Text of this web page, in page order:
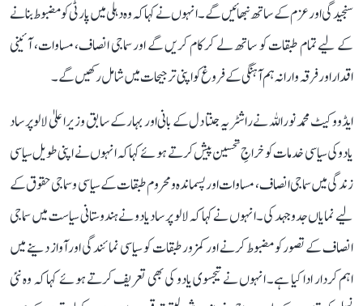
سنجیدگی اور عزم کے ساتھ نبھائیں گے۔ انہوں نے کہا کہ وہ دہلی میں پارٹی کو مضبوط بنانے
کے لیے تمام طبقات کو ساتھ لے کر کام کریں گے اور سماجی انصاف، مساوات، آئینی
اقدار اور فرقہ وارانہ ہم آہنگی کے فروغ کو اپنی ترجیحات میں شامل رکھیں گے۔
ایڈووکیٹ محمد نور اللہ نے راشٹریہ جنتا دل کے بانی اور بہار کے سابق وزیر اعلیٰ لالو پرساد
یادو کی سیاسی خدمات کو خراجِ تحسین پیش کرتے ہوئے کہا کہ انہوں نے اپنی طویل سیاسی
زندگی میں سماجی انصاف، مساوات اور پسماندہ و محروم طبقات کے سیاسی و سماجی حقوق کے
لیے نمایاں جدوجہد کی۔ انہوں نے کہا کہ لالو پرساد یادو نے ہندوستانی سیاست میں سماجی
انصاف کے تصور کو مضبوط کرنے اور کمزور طبقات کو سیاسی نمائندگی اور آواز دینے میں
اہم کردار ادا کیا ہے۔ انہوں نے تیجسوی یادو کی بھی تعریف کرتے ہوئے کہا کہ وہ نئی